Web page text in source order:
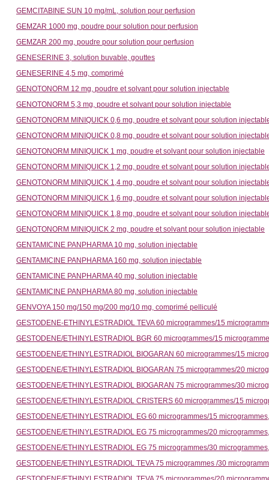
GEMCITABINE SUN 10 mg/mL, solution pour perfusion
GEMZAR 1000 mg, poudre pour solution pour perfusion
GEMZAR 200 mg, poudre pour solution pour perfusion
GENESERINE 3, solution buvable, gouttes
GENESERINE 4,5 mg, comprimé
GENOTONORM 12 mg, poudre et solvant pour solution injectable
GENOTONORM 5,3 mg, poudre et solvant pour solution injectable
GENOTONORM MINIQUICK 0,6 mg, poudre et solvant pour solution
GENOTONORM MINIQUICK 0,8 mg, poudre et solvant pour solution
GENOTONORM MINIQUICK 1 mg, poudre et solvant pour solution injectable
GENOTONORM MINIQUICK 1,2 mg, poudre et solvant pour solution
GENOTONORM MINIQUICK 1,4 mg, poudre et solvant pour solution
GENOTONORM MINIQUICK 1,6 mg, poudre et solvant pour solution
GENOTONORM MINIQUICK 1,8 mg, poudre et solvant pour solution
GENOTONORM MINIQUICK 2 mg, poudre et solvant pour solution injectable
GENTAMICINE PANPHARMA 10 mg, solution injectable
GENTAMICINE PANPHARMA 160 mg, solution injectable
GENTAMICINE PANPHARMA 40 mg, solution injectable
GENTAMICINE PANPHARMA 80 mg, solution injectable
GENVOYA 150 mg/150 mg/200 mg/10 mg, comprimé pelliculé
GESTODENE-ETHINYLESTRADIOL TEVA 60 microgrammes/15
GESTODENE/ETHINYLESTRADIOL BGR 60 microgrammes/15
GESTODENE/ETHINYLESTRADIOL BIOGARAN 60 microgrammes/15
GESTODENE/ETHINYLESTRADIOL BIOGARAN 75 microgrammes/20
GESTODENE/ETHINYLESTRADIOL BIOGARAN 75 microgrammes/30
GESTODENE/ETHINYLESTRADIOL CRISTERS 60 microgrammes/15
GESTODENE/ETHINYLESTRADIOL EG 60 microgrammes/15
GESTODENE/ETHINYLESTRADIOL EG 75 microgrammes/20
GESTODENE/ETHINYLESTRADIOL EG 75 microgrammes/30
GESTODENE/ETHINYLESTRADIOL TEVA 75 microgrammes /30